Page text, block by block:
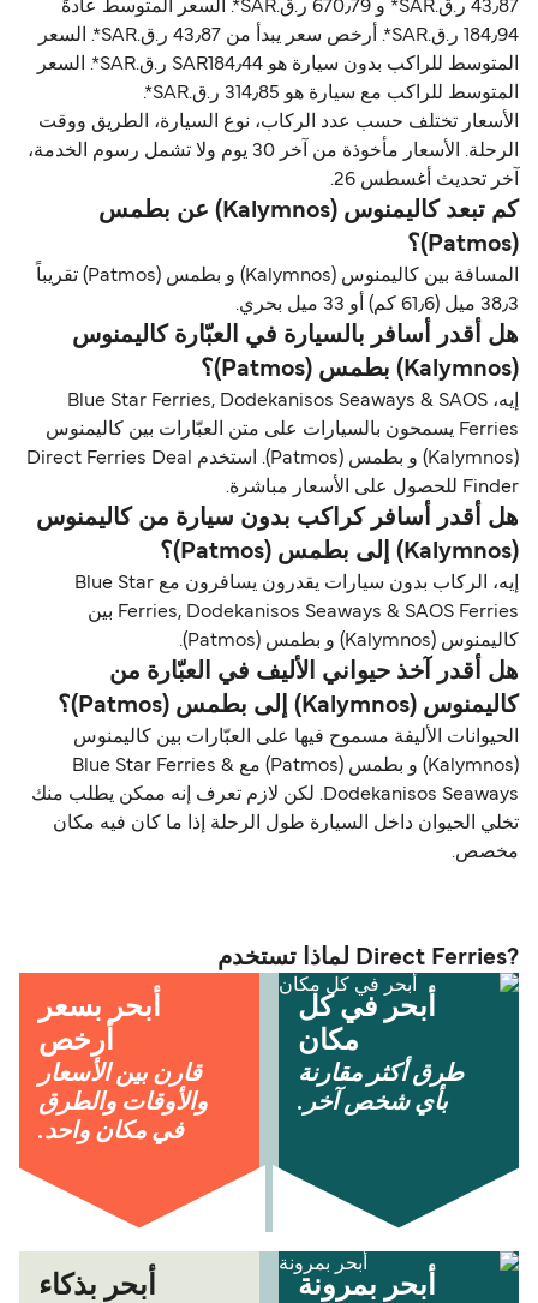
43٫87 ر.ق.‏SAR* و 670٫79 ر.ق.‏SAR*. السعر المتوسط عادةً
184٫94 ر.ق.‏SAR*. أرخص سعر يبدأ من 43٫87 ر.ق.‏SAR*. السعر
المتوسط للراكب بدون سيارة هو SAR184٫44 ر.ق.‏SAR*. السعر
المتوسط للراكب مع سيارة هو 314٫85 ر.ق.‏SAR*.
الأسعار تختلف حسب عدد الركاب، نوع السيارة، الطريق ووقت
الرحلة. الأسعار مأخوذة من آخر 30 يوم ولا تشمل رسوم الخدمة،
آخر تحديث أغسطس 26.
كم تبعد كاليمنوس (Kalymnos) عن بطمس
(Patmos)؟
المسافة بين كاليمنوس (Kalymnos) و بطمس (Patmos) تقريباً
38٫3 ميل (61٫6 كم) أو 33 ميل بحري.
هل أقدر أسافر بالسيارة في العبّارة كاليمنوس
(Kalymnos) بطمس (Patmos)؟
إيه، Blue Star Ferries, Dodekanisos Seaways & SAOS
Ferries يسمحون بالسيارات على متن العبّارات بين كاليمنوس
(Kalymnos) و بطمس (Patmos). استخدم Direct Ferries Deal
Finder للحصول على الأسعار مباشرة.
هل أقدر أسافر كراكب بدون سيارة من كاليمنوس
(Kalymnos) إلى بطمس (Patmos)؟
إيه، الركاب بدون سيارات يقدرون يسافرون مع Blue Star
Ferries, Dodekanisos Seaways & SAOS Ferries بين
كاليمنوس (Kalymnos) و بطمس (Patmos).
هل أقدر آخذ حيواني الأليف في العبّارة من
كاليمنوس (Kalymnos) إلى بطمس (Patmos)؟
الحيوانات الأليفة مسموح فيها على العبّارات بين كاليمنوس
(Kalymnos) و بطمس (Patmos) مع Blue Star Ferries &
Dodekanisos Seaways. لكن لازم تعرف إنه ممكن يطلب منك
تخلي الحيوان داخل السيارة طول الرحلة إذا ما كان فيه مكان
مخصص.
?Direct Ferries لماذا تستخدم
أبحر في كل
مكان
طرق أكثر مقارنة
بأي شخص آخر.
أبحر بسعر
أرخص
قارن بين الأسعار
والأوقات والطرق
في مكان واحد.
أبحر بمرونة أبحر بذكاء